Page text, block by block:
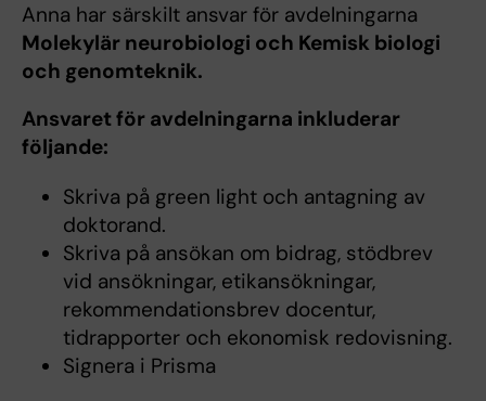
Anna har särskilt ansvar för avdelningarna
Molekylär neurobiologi och Kemisk biologi
och genomteknik.
Ansvaret för avdelningarna inkluderar
följande:
Skriva på green light och antagning av
doktorand.
Skriva på ansökan om bidrag, stödbrev
vid ansökningar, etikansökningar,
rekommendationsbrev docentur,
tidrapporter och ekonomisk redovisning.
Signera i Prisma